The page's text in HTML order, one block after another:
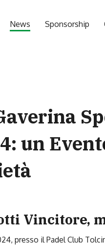
News Sponsorship
un
Vincitore,
presso il Padel Club